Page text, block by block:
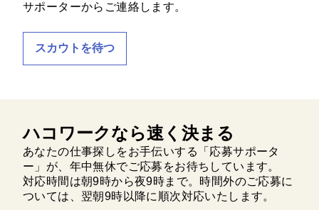
サポーターからご連絡します。
スカウトを待つ
ハコワークなら速く決まる
あなたの仕事探しをお手伝いする「応募サポータ
ー」が、年中無休でご応募をお待ちしています。
対応時間は朝9時から夜9時まで。時間外のご応募に
ついては、翌朝9時以降に順次対応いたします。